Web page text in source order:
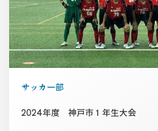
サッカー部
2024年度 神戸市１年生大会